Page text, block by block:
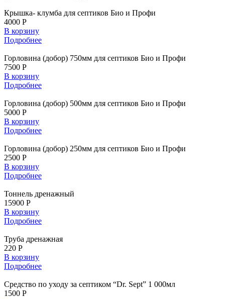
Крышка- клумба для септиков Био и Профи
4000 Р
В корзину
Подробнее
Горловина (добор) 750мм для септиков Био и Профи
7500 Р
В корзину
Подробнее
Горловина (добор) 500мм для септиков Био и Профи
5000 Р
В корзину
Подробнее
Горловина (добор) 250мм для септиков Био и Профи
2500 Р
В корзину
Подробнее
Тоннель дренажный
15900 Р
В корзину
Подробнее
Труба дренажная
220 Р
В корзину
Подробнее
Средство по уходу за септиком “Dr. Sept” 1 000мл
1500 Р